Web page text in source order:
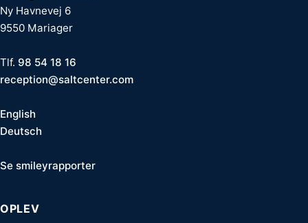
Ny Havnevej 6
9550 Mariager
Tlf. 98 54 18 16
reception@saltcenter.com
English
Deutsch
Se smileyrapporter
OPLEV